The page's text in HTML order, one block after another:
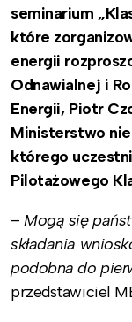
seminarium
które
energii
Odnawialnej i
Energii, Piotr
Ministerstwo
którego
Pilotażowego
–Mogą się
składania
podobna do
przedstawiciel